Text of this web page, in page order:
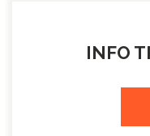
INFO